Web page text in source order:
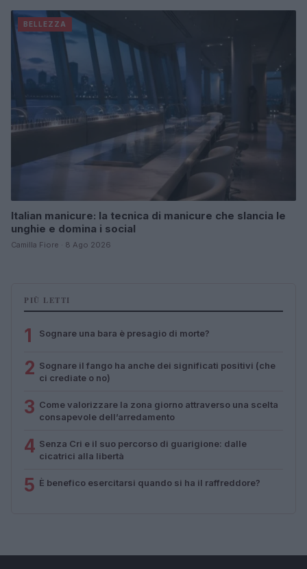
BELLEZZA
Italian manicure: la tecnica di manicure che slancia le
unghie e domina i social
Camilla Fiore · 8 Ago 2026
PIÙ LETTI
1 Sognare una bara è presagio di morte?
2 Sognare il fango ha anche dei significati positivi (che
ci crediate o no)
3 Come valorizzare la zona giorno attraverso una scelta
consapevole dell’arredamento
4 Senza Cri e il suo percorso di guarigione: dalle
cicatrici alla libertà
5 È benefico esercitarsi quando si ha il raffreddore?